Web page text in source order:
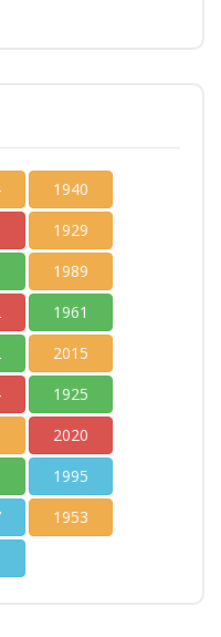
1940
1929
1989
1961
2015
1925
2020
1995
1953